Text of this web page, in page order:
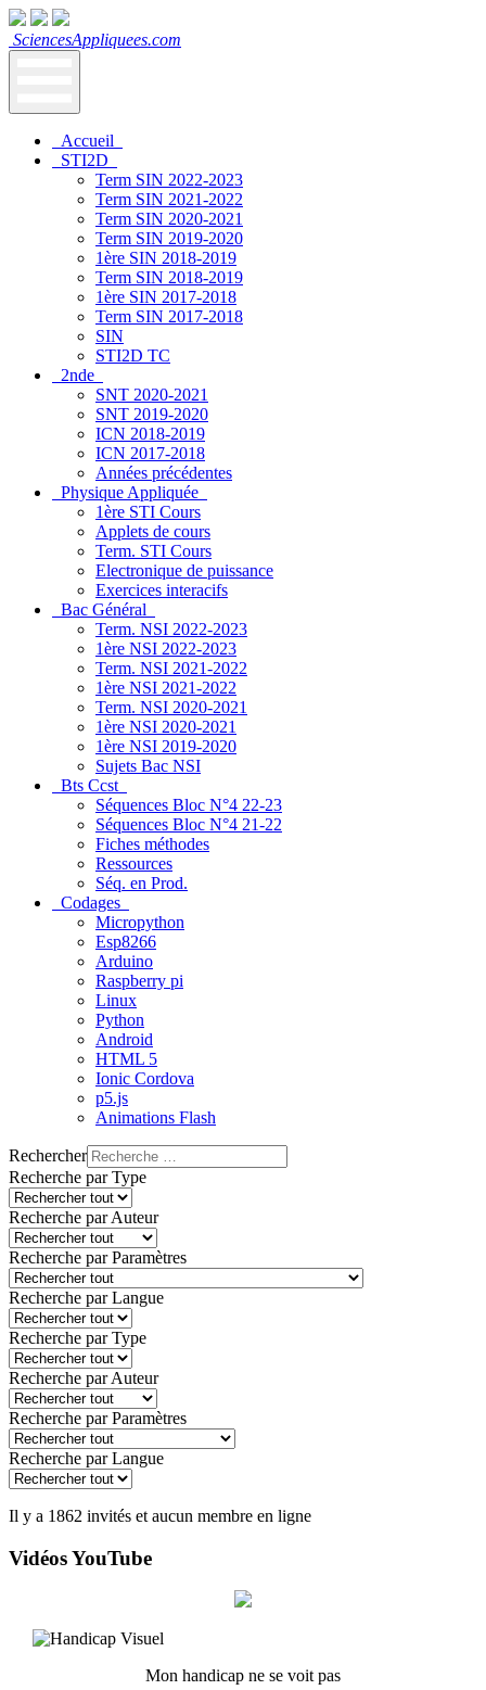
SciencesAppliquees.com
Accueil
STI2D
Term SIN 2022-2023
Term SIN 2021-2022
Term SIN 2020-2021
Term SIN 2019-2020
1ère SIN 2018-2019
Term SIN 2018-2019
1ère SIN 2017-2018
Term SIN 2017-2018
SIN
STI2D TC
2nde
SNT 2020-2021
SNT 2019-2020
ICN 2018-2019
ICN 2017-2018
Années précédentes
Physique Appliquée
1ère STI Cours
Applets de cours
Term. STI Cours
Electronique de puissance
Exercices interacifs
Bac Général
Term. NSI 2022-2023
1ère NSI 2022-2023
Term. NSI 2021-2022
1ère NSI 2021-2022
Term. NSI 2020-2021
1ère NSI 2020-2021
1ère NSI 2019-2020
Sujets Bac NSI
Bts Ccst
Séquences Bloc N°4 22-23
Séquences Bloc N°4 21-22
Fiches méthodes
Ressources
Séq. en Prod.
Codages
Micropython
Esp8266
Arduino
Raspberry pi
Linux
Python
Android
HTML 5
Ionic Cordova
p5.js
Animations Flash
Rechercher
Recherche par Type
Recherche par Auteur
Recherche par Paramètres
Recherche par Langue
Recherche par Type
Recherche par Auteur
Recherche par Paramètres
Recherche par Langue
Il y a 1862 invités et aucun membre en ligne
Vidéos YouTube
Mon handicap ne se voit pas